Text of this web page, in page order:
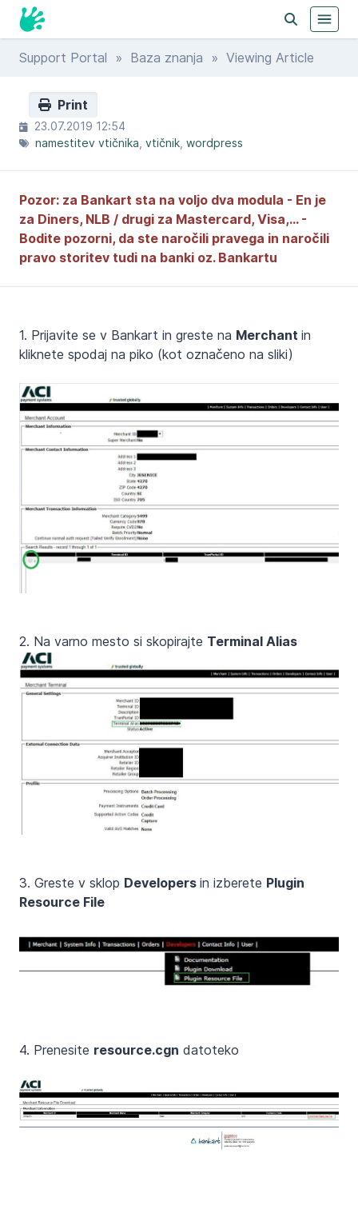
Support Portal » Baza znanja » Viewing Article
Print
23.07.2019 12:54
namestitev vtičnika vtičnik wordpress
Pozor: za Bankart sta na voljo dva modula - En je
za Diners, NLB / drugi za Mastercard, Visa,... -
Bodite pozorni, da ste naročili pravega in naročili
pravo storitev tudi na banki oz. Bankartu
1. Prijavite se v Bankart in greste na Merchant in
kliknete spodaj na piko (kot označeno na sliki)
2. Na varno mesto si skopirajte Terminal Alias
3. Greste v sklop Developers in izberete Plugin
Resource File
4. Prenesite resource.cgn datoteko